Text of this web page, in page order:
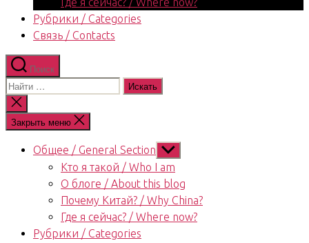
Рубрики / Categories
Связь / Contacts
Поиск
Поиск:
Закрыть
поиск
Закрыть меню
Общее / General Section Показывать
подменю
Кто я такой / Who I am
О блоге / About this blog
Почему Китай? / Why China?
Где я сейчас? / Where now?
Рубрики / Categories